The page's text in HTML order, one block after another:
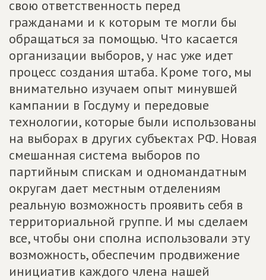
свою ответственность перед
гражданами и к которым те могли бы
обращаться за помощью. Что касается
организации выборов, у нас уже идет
процесс создания штаба. Кроме того, мы
внимательно изучаем опыт минувшей
кампании в Госдуму и передовые
технологии, которые были использованы
на выборах в других субъектах РФ. Новая
смешанная система выборов по
партийным спискам и одномандатным
округам дает местным отделениям
реальную возможность проявить себя в
территориальной группе. И мы сделаем
все, чтобы они сполна использовали эту
возможность, обеспечим продвижение
инициатив каждого члена нашей